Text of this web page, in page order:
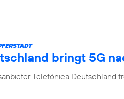
bringt 5G
Telefónica Deutschland